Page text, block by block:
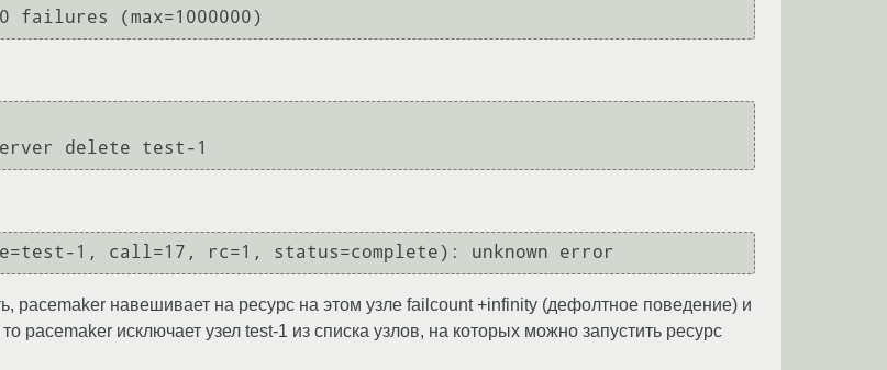
pacemaker навешивает на ресурс на этом узле failcount +infinity (дефолтное поведение) и
pacemaker исключает узел test-1 из списка узлов, на которых можно запустить ресурс